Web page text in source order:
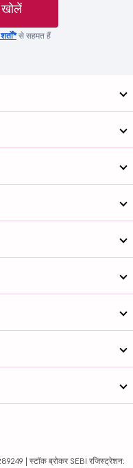
से सहमत हैं
| स्टॉक ब्रोकर SEBI रजिस्ट्रेशन: